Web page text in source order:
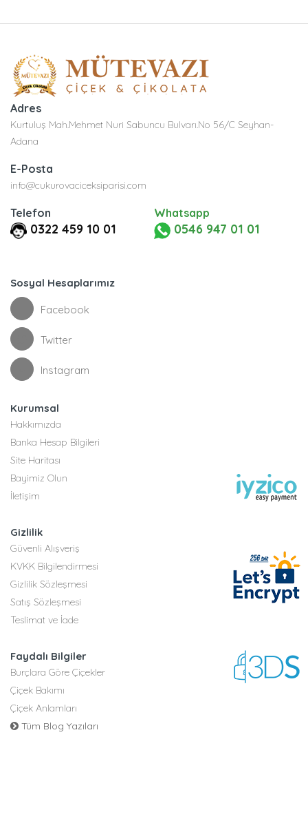
Adres
Kurtuluş Mah.Mehmet Nuri Sabuncu Bulvarı.No 56/C Seyhan-
Adana
E-Posta
info@cukurovaciceksiparisi.com
Telefon
0322 459 10 01
Whatsapp
0546 947 01 01
Sosyal Hesaplarımız
Facebook
Twitter
Instagram
Kurumsal
Hakkımızda
Banka Hesap Bilgileri
Site Haritası
Bayimiz Olun
İletişim
Gizlilik
Güvenli Alışveriş
KVKK Bilgilendirmesi
Gizlilik Sözleşmesi
Satış Sözleşmesi
Teslimat ve İade
Faydalı Bilgiler
Burçlara Göre Çiçekler
Çiçek Bakımı
Çiçek Anlamları
Tüm Blog Yazıları